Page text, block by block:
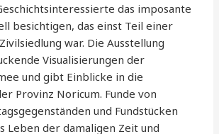
das imposante
besichtigen, das einst Teil einer
war. Die Ausstellung
Visualisierungen der
und gibt Einblicke in die
Provinz Noricum. Funde von
und Fundstücken
Leben der damaligen Zeit und